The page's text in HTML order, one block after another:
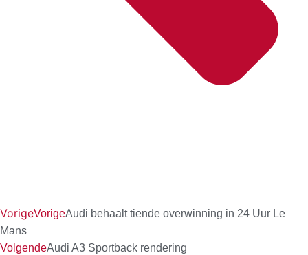
VorigeVorigeAudi behaalt tiende overwinning in 24 Uur Le
Mans
VolgendeAudi A3 Sportback rendering